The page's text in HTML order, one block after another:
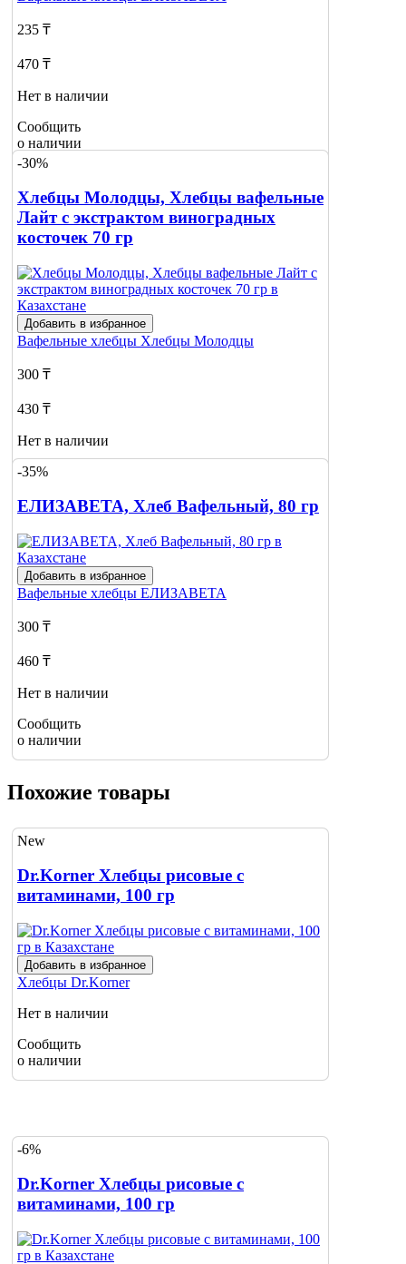
235 ₸
470 ₸
Нет в наличии
Сообщить
о наличии
-30%
Хлебцы Молодцы, Хлебцы вафельные
Лайт с экстрактом виноградных
косточек 70 гр
Добавить в избранное
Вафельные хлебцы Хлебцы Молодцы
300 ₸
430 ₸
Нет в наличии
Сообщить
-35%
ЕЛИЗАВЕТА, Хлеб Вафельный, 80 гр
Добавить в избранное
Вафельные хлебцы ЕЛИЗАВЕТА
300 ₸
460 ₸
Нет в наличии
Сообщить
о наличии
Похожие товары
New
Dr.Korner Хлебцы рисовые с
витаминами, 100 гр
Добавить в избранное
Хлебцы Dr.Korner
Нет в наличии
Сообщить
о наличии
-6%
Dr.Korner Хлебцы рисовые с
витаминами, 100 гр